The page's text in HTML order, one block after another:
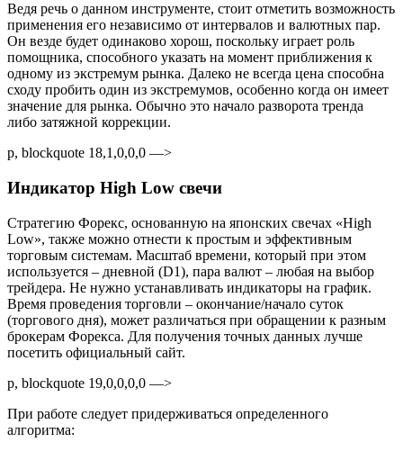
Ведя речь о данном инструменте, стоит отметить возможность
применения его независимо от интервалов и валютных пар.
Он везде будет одинаково хорош, поскольку играет роль
помощника, способного указать на момент приближения к
одному из экстремум рынка. Далеко не всегда цена способна
сходу пробить один из экстремумов, особенно когда он имеет
значение для рынка. Обычно это начало разворота тренда
либо затяжной коррекции.
p, blockquote 18,1,0,0,0 —>
Индикатор High Low свечи
Стратегию Форекс, основанную на японских свечах «High
Low», также можно отнести к простым и эффективным
торговым системам. Масштаб времени, который при этом
используется – дневной (D1), пара валют – любая на выбор
трейдера. Не нужно устанавливать индикаторы на график.
Время проведения торговли – окончание/начало суток
(торгового дня), может различаться при обращении к разным
брокерам Форекса. Для получения точных данных лучше
посетить официальный сайт.
p, blockquote 19,0,0,0,0 —>
При работе следует придерживаться определенного
алгоритма: